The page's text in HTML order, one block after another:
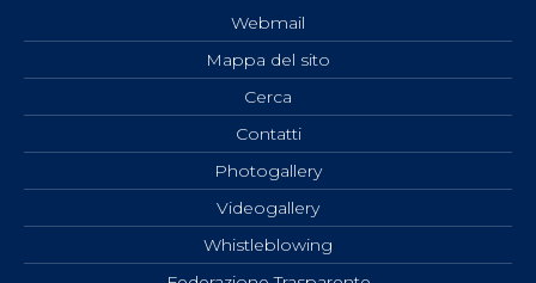
Webmail
Mappa del sito
Cerca
Contatti
Photogallery
Videogallery
Whistleblowing